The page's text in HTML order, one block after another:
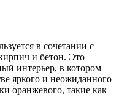
в сочетании с
и бетон. Это
интерьер, в котором
яркого и неожиданного
оранжевого, такие как